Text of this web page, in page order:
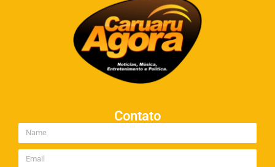
Contato